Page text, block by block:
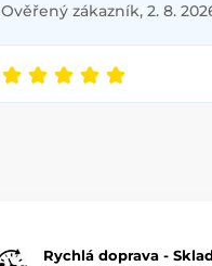
Ověřený zákazník, 2. 8.
Rychlá doprava -